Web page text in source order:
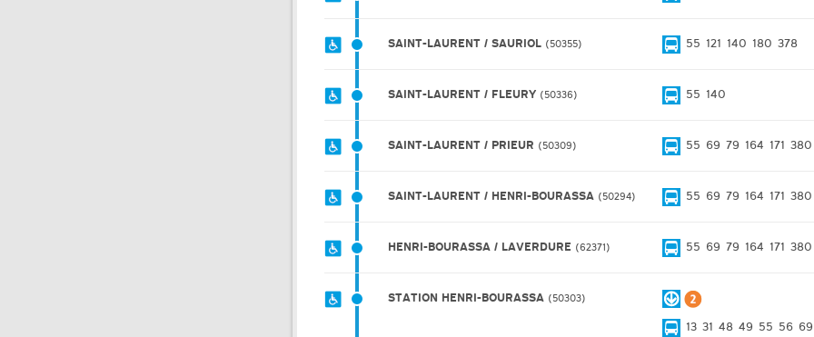
SAINT-LAURENT / SAURIOL 50355 55 121 140 180 378
SAINT-LAURENT / FLEURY 50336 55 140
SAINT-LAURENT / PRIEUR 50309 55 69 79 164 171 380
SAINT-LAURENT / HENRI-BOURASSA 50294 55 69 79 164 171 380
HENRI-BOURASSA / LAVERDURE 62371 55 69 79 164 171 380
STATION HENRI-BOURASSA 50303
13 31 48 49 55 56 69